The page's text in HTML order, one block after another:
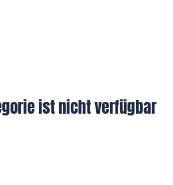
ist nicht verfügbar